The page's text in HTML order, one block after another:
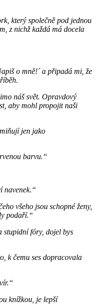
který společně pod jednou
z nichž každá má docela
o mně!´ a připadá mi, že
náš svět. Opravdový
aby mohl propojit naši
jen jako
barvu.“
navenek.“
všeho jsou schopné ženy,
podaří.“
stupidní fóry, dojel bys
k čemu ses dopracovala
knížkou, je lepší